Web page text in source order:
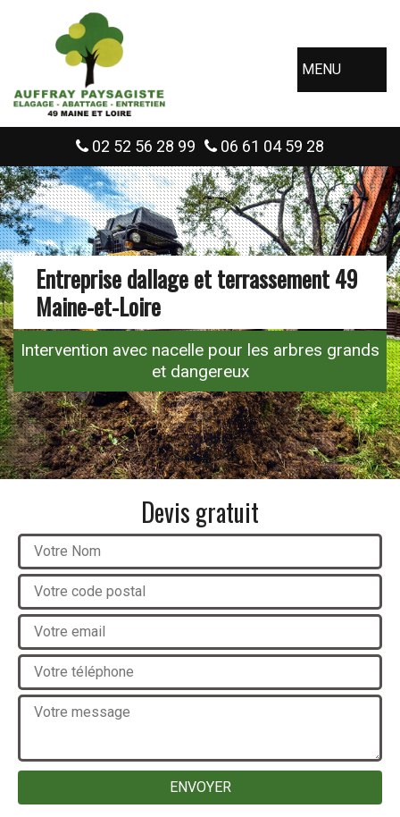
MENU
02 52 56 28 99 06 61 04 59 28
Entreprise dallage et terrassement 49
Maine-et-Loire
Intervention avec nacelle pour les arbres grands
et dangereux
Devis gratuit